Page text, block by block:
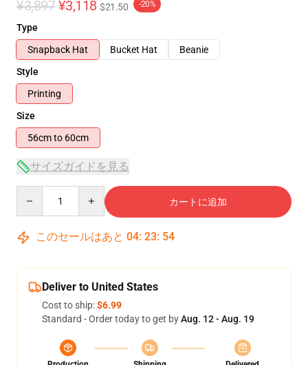
¥3,897 ¥3,118 $21.50 -20%
Type
Snapback Hat
Bucket Hat
Beanie
Style
Printing
Size
56cm to 60cm
サイズガイドを見る
カートに追加
このセールはあと 04: 23: 53
Deliver to United States
Cost to ship:$6.99
Standard - Order today to get byAug. 12 - Aug. 19